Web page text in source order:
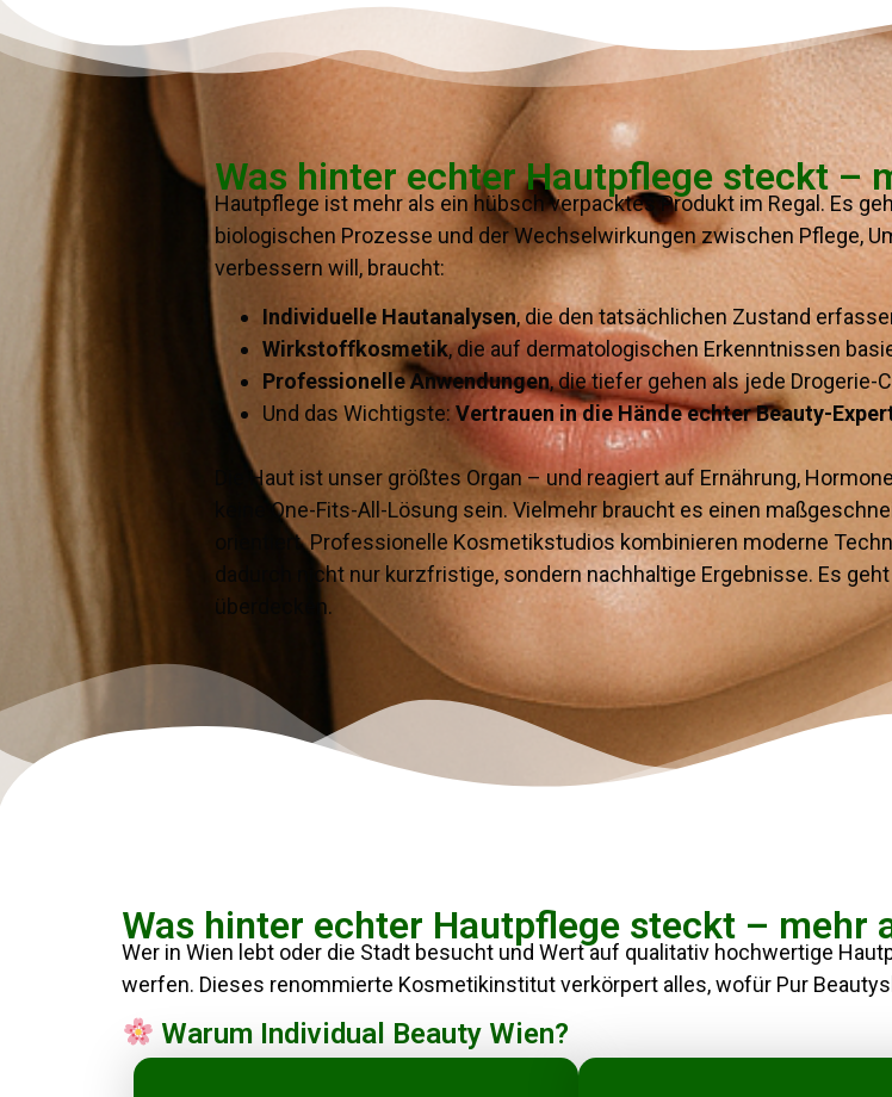
Was hinter echter Hautpflege steckt –
Hautpflege ist mehr als ein hübsch verpacktes Produkt im Regal. Es
biologischen Prozesse und der Wechselwirkungen zwischen Pflege,
verbessern will, braucht:
Individuelle Hautanalysen, die den tatsächlichen Zustand
Wirkstoffkosmetik, die auf dermatologischen Erkenntnissen
Professionelle Anwendungen, die tiefer gehen als jede Drogerie-
Und das Wichtigste: Vertrauen in die Hände echter Beauty-
Die Haut ist unser größtes Organ – und reagiert auf Ernährung,
keine One-Fits-All-Lösung sein. Vielmehr braucht es einen
orientiert. Professionelle Kosmetikstudios kombinieren moderne
dadurch nicht nur kurzfristige, sondern nachhaltige Ergebnisse. Es
überdecken.
Was hinter echter Hautpflege steckt – mehr
Wer in Wien lebt oder die Stadt besucht und Wert auf qualitativ hochwertige
werfen. Dieses renommierte Kosmetikinstitut verkörpert alles, wofür Pur
Warum Individual Beauty Wien?